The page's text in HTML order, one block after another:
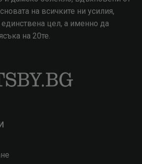
на всичките ни усилия,
цел, а именно да
на 20те.